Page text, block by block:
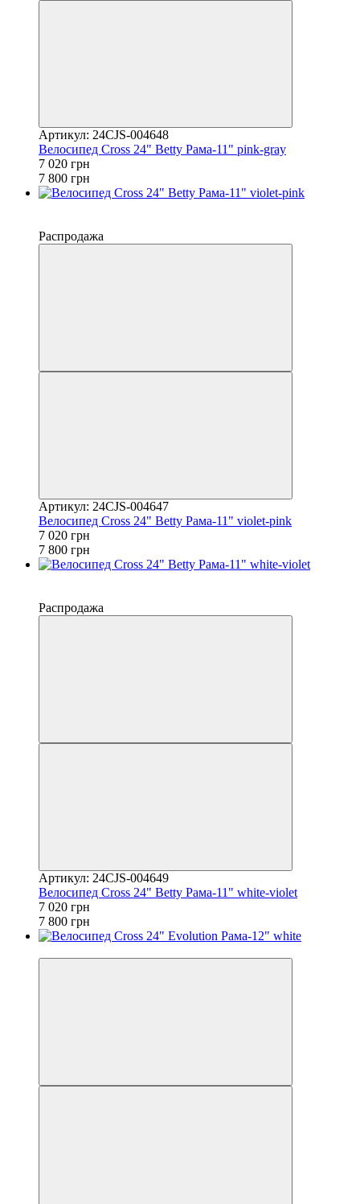
Артикул: 24CJS-004648
Велосипед Cross 24" Betty Рама-11" pink-gray
7 020 грн
7 800 грн
Распродажа
Артикул: 24CJS-004647
Велосипед Cross 24" Betty Рама-11" violet-pink
7 020 грн
7 800 грн
Распродажа
Артикул: 24CJS-004649
Велосипед Cross 24" Betty Рама-11" white-violet
7 020 грн
7 800 грн